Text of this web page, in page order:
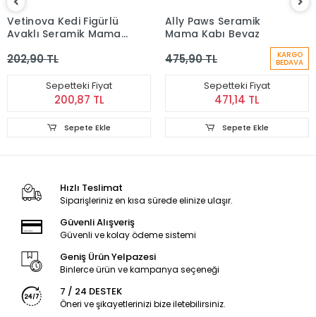
Vetinova Kedi Figürlü
Ayaklı Seramik Mama
202,90 TL
Sepetteki Fiyat
200,87 TL
Sepete Ekle
Ally Paws Seramik
Mama Kabı Beyaz
475,90 TL KARGO
BEDAVA
Sepetteki Fiyat
471,14 TL
Sepete Ekle
Hızlı Teslimat
Siparişleriniz en kısa sürede elinize ulaşır.
Güvenli Alışveriş
Güvenli ve kolay ödeme sistemi
Geniş Ürün Yelpazesi
Binlerce ürün ve kampanya seçeneği
7 / 24 DESTEK
Öneri ve şikayetlerinizi bize iletebilirsiniz.